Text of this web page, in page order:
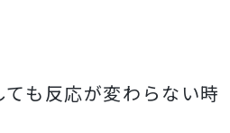
も反応が変わらない時